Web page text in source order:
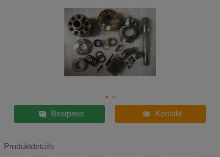
Bestpreis Kontakt
Produktdetails